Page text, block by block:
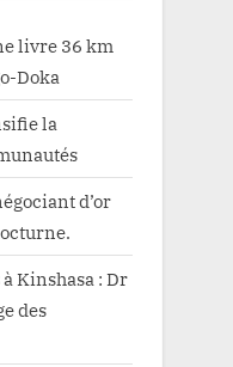
livre 36 km
Doka
la
d’or
Kinshasa : Dr
des